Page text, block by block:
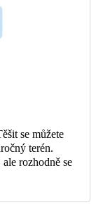
se můžete
terén.
rozhodně se